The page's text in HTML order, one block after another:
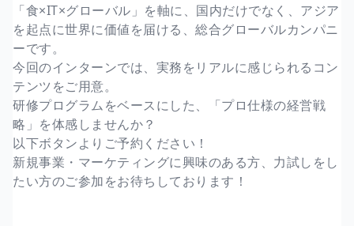
「食×IT×グローバル」を軸に、国内だけでなく、アジア
を起点に世界に価値を届ける、総合グローバルカンパニ
ーです。
今回のインターンでは、実務をリアルに感じられるコン
テンツをご用意。
研修プログラムをベースにした、「プロ仕様の経営戦
略」を体感しませんか？
以下ボタンよりご予約ください！
新規事業・マーケティングに興味のある方、力試しをし
たい方のご参加をお待ちしております！